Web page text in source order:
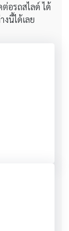
อรถสไลด์ ได้
นี้ได้เลย